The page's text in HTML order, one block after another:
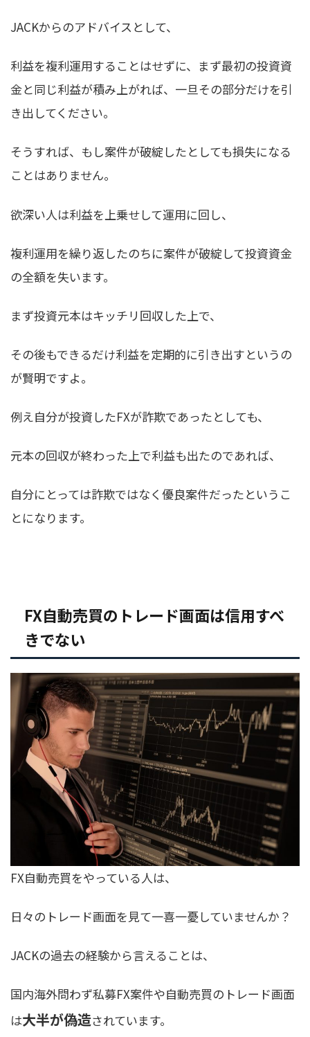
JACKからのアドバイスとして、
利益を複利運用することはせずに、まず最初の投資資
金と同じ利益が積み上がれば、一旦その部分だけを引
き出してください。
そうすれば、もし案件が破綻したとしても損失になる
ことはありません。
欲深い人は利益を上乗せして運用に回し、
複利運用を繰り返したのちに案件が破綻して投資資金
の全額を失います。
まず投資元本はキッチリ回収した上で、
その後もできるだけ利益を定期的に引き出すというの
が賢明ですよ。
例え自分が投資したFXが詐欺であったとしても、
元本の回収が終わった上で利益も出たのであれば、
自分にとっては詐欺ではなく優良案件だったというこ
とになります。
FX自動売買のトレード画面は信用すべ
きでない
FX自動売買をやっている人は、
日々のトレード画面を見て一喜一憂していませんか？
JACKの過去の経験から言えることは、
国内海外問わず私募FX案件や自動売買のトレード画面
は大半が偽造されています。